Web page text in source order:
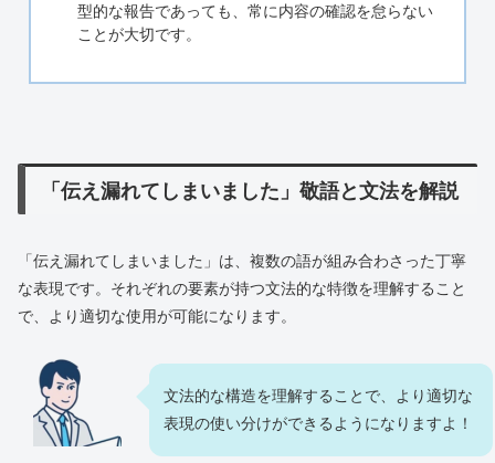
型的な報告であっても、常に内容の確認を怠らない
ことが大切です。
「伝え漏れてしまいました」敬語と文法を解説
「伝え漏れてしまいました」は、複数の語が組み合わさった丁寧
な表現です。それぞれの要素が持つ文法的な特徴を理解すること
で、より適切な使用が可能になります。
文法的な構造を理解することで、より適切な
表現の使い分けができるようになりますよ！